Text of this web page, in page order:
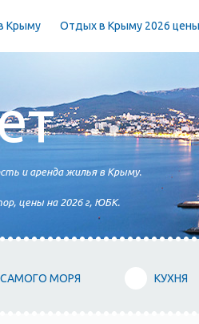
Крыму Отдых в Крыму 2026 цены
и аренда жилья в Крыму.
цены на 2026 г, ЮБК.
САМОГО МОРЯ КУХНЯ